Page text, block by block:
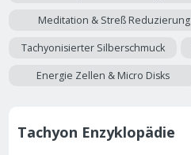
Meditation & Streß Reduzierung
Tachyonisierter Silberschmuck
Energie Zellen & Micro Disks
Tachyon Enzyklopädie